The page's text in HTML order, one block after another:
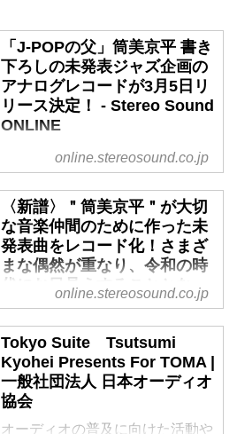
「J-POPの父」筒美京平 書き
下ろしの未発表ジャズ企画の
アナログレコードが3月5日リ
リース決定！ - Stereo Sound
ONLINE
ステレオサウンドは、日本のポピ
ュラーミュージック界を代表する
作曲家・筒美京平が書き下ろした
未発表曲を含む最新アルバム
『Tokyo Suite / Tsutsumi Kyohei
Presents for TOMA』を、3月5日
にアナログレコードとして発売い
たします。
Presents for TOMA』
www.stereosound-store.jp
このレコードは、作曲家・筒美京
平が、生前プライベートな活動と
して続けていた自...
online.stereosound.co.jp
〈新譜〉＂筒美京平＂が大切
な音楽仲間のために作った未
発表曲をレコード化！さまざ
まな偶然が重なり、令和の時
代にお目見えすることとなっ
た＂奇跡の一枚＂がここに！
- Stereo Sound ONLINE
日本を代表する作曲家、筒美京平
について
＂筒美京平＂と聞いてピンときた
方はいるだろうか。もしかする
online.stereosound.co.jp
Tokyo Suite Tsutsumi
Kyohei Presents For TOMA |
一般社団法人 日本オーディオ
協会
オーディオの普及に向けた活動や